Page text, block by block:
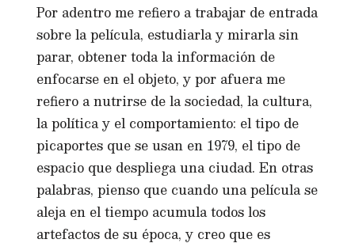
Por adentro me refiero a trabajar de entrada
sobre la película, estudiarla y mirarla sin
parar, obtener toda la información de
enfocarse en el objeto, y por afuera me
refiero a nutrirse de la sociedad, la cultura,
la política y el comportamiento: el tipo de
picaportes que se usan en 1979, el tipo de
espacio que despliega una ciudad. En otras
palabras, pienso que cuando una película se
aleja en el tiempo acumula todos los
artefactos de su época, y creo que es